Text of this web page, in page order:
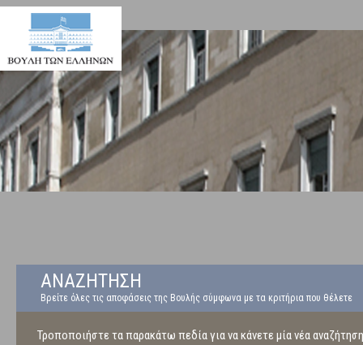
ΑΝΑΖΗΤΗΣΗ
Βρείτε όλες τις αποφάσεις της Βουλής σύμφωνα με τα κριτήρια που θέλετε
Τροποποιήστε τα παρακάτω πεδία για να κάνετε μία νέα αναζήτηση